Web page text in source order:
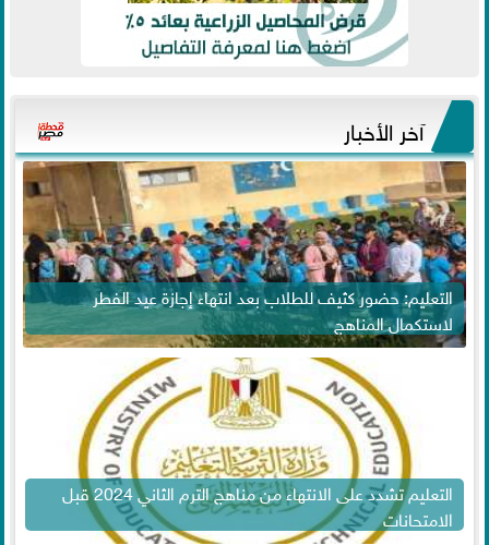
آخر الأخبار
التعليم: حضور كثيف للطلاب بعد انتهاء إجازة عيد الفطر
لاستكمال المناهج
التعليم تشدد على الانتهاء من مناهج الترم الثاني 2024 قبل
الامتحانات